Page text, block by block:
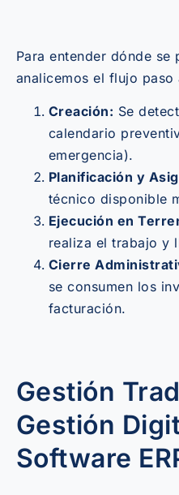
Para entender dónde se
analicemos el flujo paso
Creación: Se
calendario
emergencia).
Planificación y
técnico disponible
Ejecución en
realiza el trabajo y
Cierre
se consumen los
facturación.
Gestión
Gestión
Software